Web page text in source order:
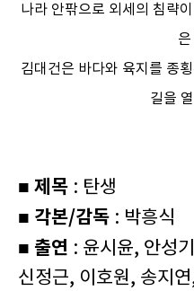
나라 안팎으로 외세의 침략
김대건은 바다와 육지를 종
길을
■ 제목 : 탄생
■ 각본/감독 : 박흥식
■ 출연 : 윤시윤, 안성
신정근, 이호원, 송지